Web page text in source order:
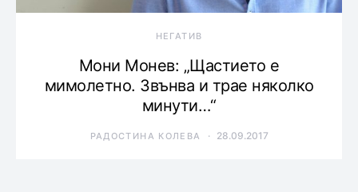
НЕГАТИВ
Мони Монев: „Щастието е
мимолетно. Звънва и трае няколко
минути…“
РАДОСТИНА КОЛЕВА 28.09.2017